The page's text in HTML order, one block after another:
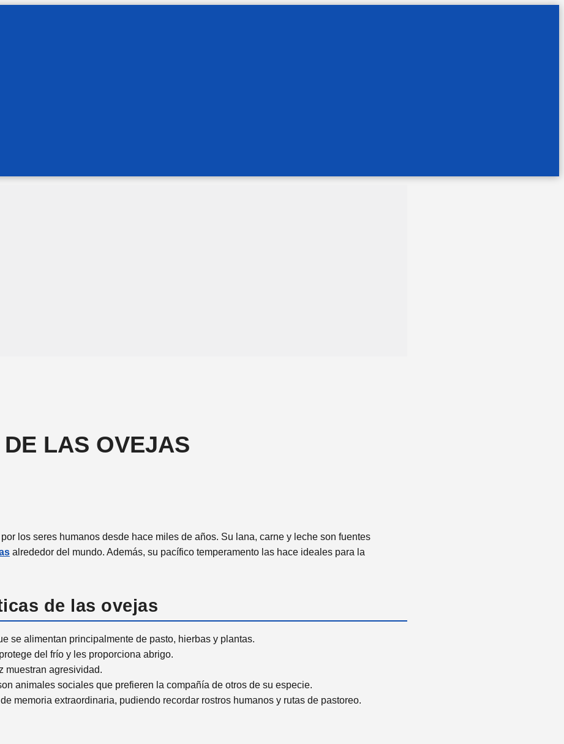
LAS OVEJAS
los seres humanos desde hace miles de años. Su lana, carne y leche son fuentes
alrededor del mundo. Además, su pacífico temperamento las hace ideales para la
de las ovejas
se alimentan principalmente de pasto, hierbas y plantas.
del frío y les proporciona abrigo.
muestran agresividad.
animales sociales que prefieren la compañía de otros de su especie.
memoria extraordinaria, pudiendo recordar rostros humanos y rutas de pastoreo.